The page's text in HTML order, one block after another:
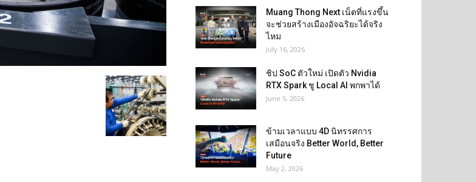
Muang Thong Next เน็ตที่แรงขึ้น
จะช่วยสร้างเมืองอัจฉริยะได้จริง
ไหม
July 16, 2026
ชิป SoC ตัวใหม่ เปิดตัว Nvidia
RTX Spark ชู Local AI พกพาได้
June 5, 2026
ข้ามเวลาแบบ 4D นิทรรศการ
เสมือนจริง Better World, Better
Future
May 2, 2026